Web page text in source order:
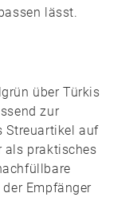
lässt.
überTürkis
zur
Streuartikel auf
als praktisches
Empfänger